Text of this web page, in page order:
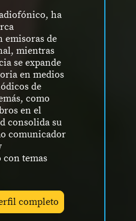
ha
emisoras de
mientras
se expande
en medios
de
como
en el
consolida su
comunicador
temas
completo